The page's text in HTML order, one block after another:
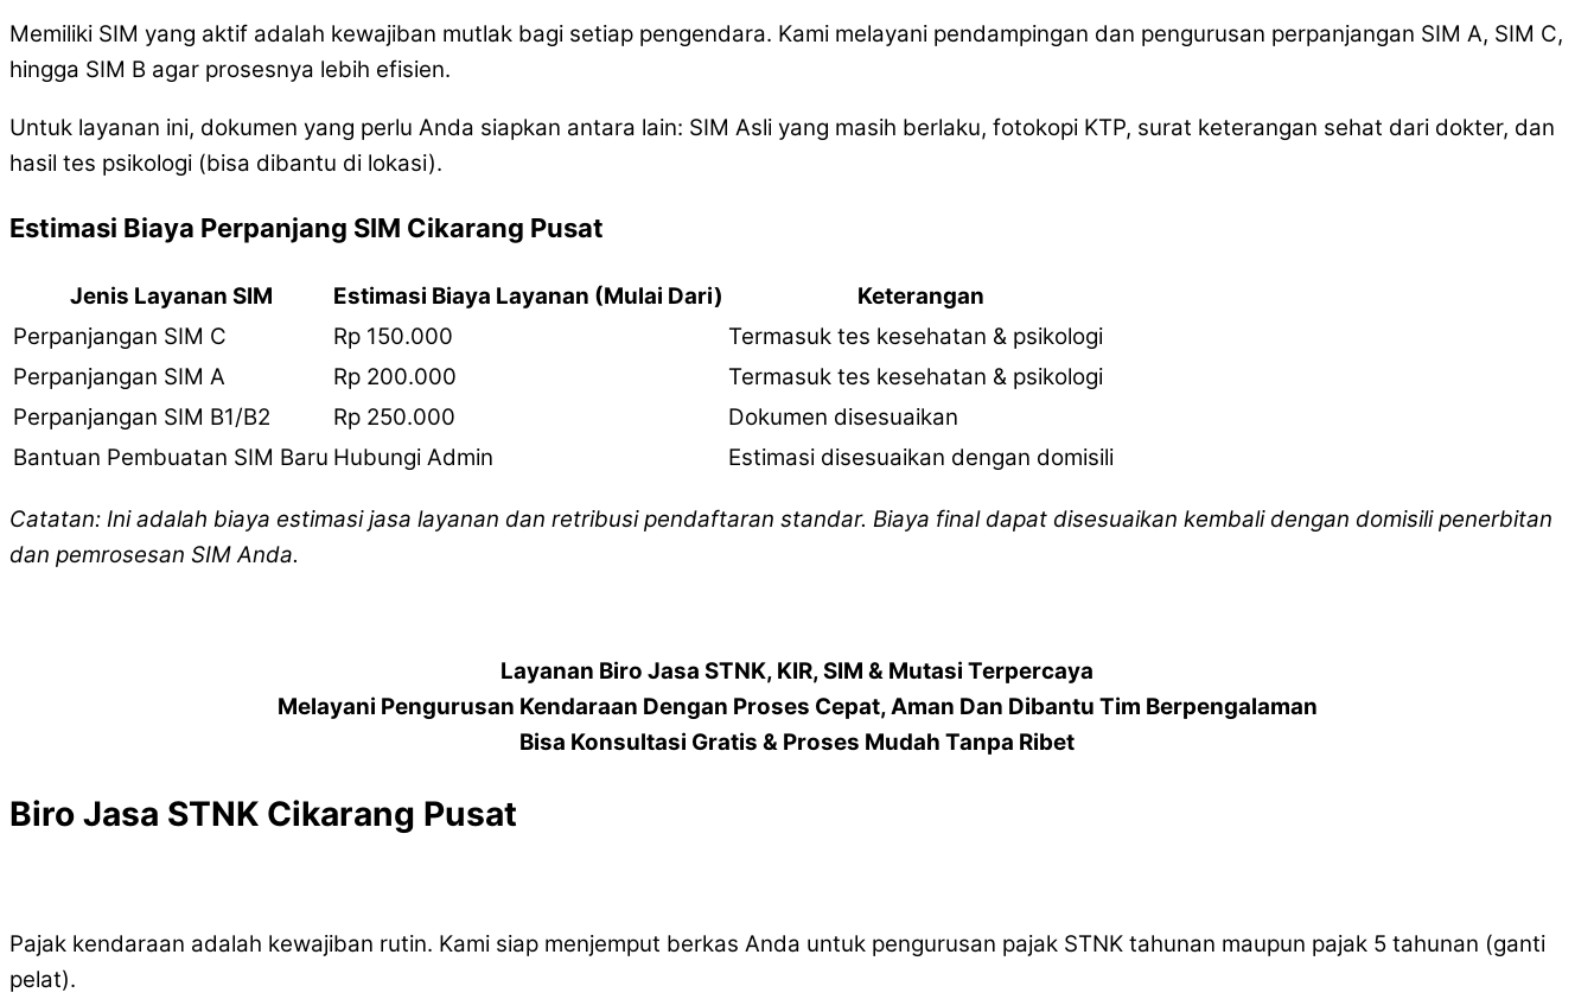
Memiliki SIM yang aktif adalah kewajiban mutlak bagi setiap pengendara. Kami melayani pendampingan dan pengurusan perpanjangan SIM A, SIM C,
hingga SIM B agar prosesnya lebih efisien.
Untuk layanan ini, dokumen yang perlu Anda siapkan antara lain: SIM Asli yang masih berlaku, fotokopi KTP, surat keterangan sehat dari dokter, dan
hasil tes psikologi (bisa dibantu di lokasi).
Estimasi Biaya Perpanjang SIM Cikarang Pusat
Jenis Layanan SIM Estimasi Biaya Layanan (Mulai Dari)
Keterangan
Perpanjangan SIM C
Rp 150.000
Termasuk tes kesehatan & psikologi
Perpanjangan SIM A
Rp 200.000
Termasuk tes kesehatan & psikologi
Perpanjangan SIM B1/B2
Rp 250.000
Dokumen disesuaikan
Bantuan Pembuatan SIM Baru Hubungi Admin Estimasi disesuaikan dengan domisili
Catatan: Ini adalah biaya estimasi jasa layanan dan retribusi pendaftaran standar. Biaya final dapat disesuaikan kembali dengan domisili penerbitan
dan pemrosesan SIM Anda.
Layanan Biro Jasa STNK, KIR, SIM & Mutasi Terpercaya
Melayani Pengurusan Kendaraan Dengan Proses Cepat, Aman Dan Dibantu Tim Berpengalaman
Bisa Konsultasi Gratis & Proses Mudah Tanpa Ribet
Biro Jasa STNK Cikarang Pusat
Pajak kendaraan adalah kewajiban rutin. Kami siap menjemput berkas Anda untuk pengurusan pajak STNK tahunan maupun pajak 5 tahunan (ganti
pelat).